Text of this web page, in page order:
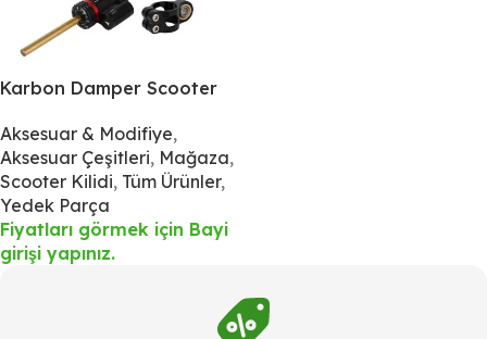
Karbon Damper Scooter
Aksesuar & Modifiye,
Aksesuar Çeşitleri, Mağaza,
Scooter Kilidi, Tüm Ürünler,
Yedek Parça
Fiyatları görmek için Bayi
girişi yapınız.